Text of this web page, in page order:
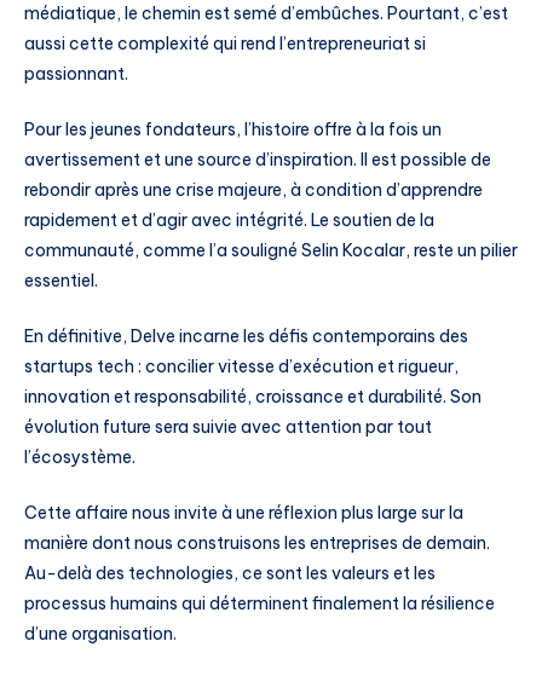
médiatique, le chemin est semé d’embûches. Pourtant, c’est
aussi cette complexité qui rend l’entrepreneuriat si
passionnant.
Pour les jeunes fondateurs, l’histoire offre à la fois un
avertissement et une source d’inspiration. Il est possible de
rebondir après une crise majeure, à condition d’apprendre
rapidement et d’agir avec intégrité. Le soutien de la
communauté, comme l’a souligné Selin Kocalar, reste un pilier
essentiel.
En définitive, Delve incarne les défis contemporains des
startups tech : concilier vitesse d’exécution et rigueur,
innovation et responsabilité, croissance et durabilité. Son
évolution future sera suivie avec attention par tout
l’écosystème.
Cette affaire nous invite à une réflexion plus large sur la
manière dont nous construisons les entreprises de demain.
Au-delà des technologies, ce sont les valeurs et les
processus humains qui déterminent finalement la résilience
d’une organisation.